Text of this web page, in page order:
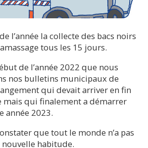
l’année la collecte des bacs noirs
tous les 15 jours.
de l’année 2022 que nous
nos bulletins municipaux de
qui devait arriver en fin
mais qui finalement a démarrer
année 2023.
que tout le monde n’a pas
habitude.